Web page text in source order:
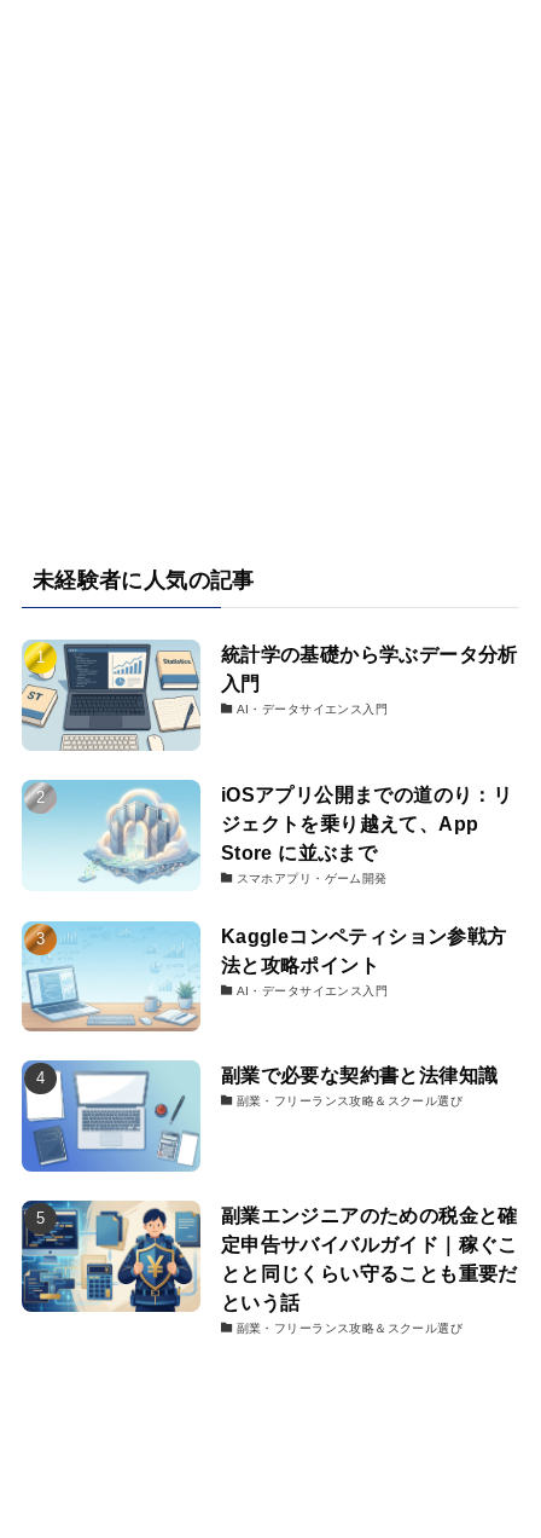
未経験者に人気の記事
統計学の基礎から学ぶデータ分析
入門
AI・データサイエンス入門
iOSアプリ公開までの道のり：リ
ジェクトを乗り越えて、App
Store に並ぶまで
スマホアプリ・ゲーム開発
Kaggleコンペティション参戦方
法と攻略ポイント
AI・データサイエンス入門
副業で必要な契約書と法律知識
副業・フリーランス攻略＆スクール選び
副業エンジニアのための税金と確
定申告サバイバルガイド｜稼ぐこ
とと同じくらい守ることも重要だ
という話
副業・フリーランス攻略＆スクール選び